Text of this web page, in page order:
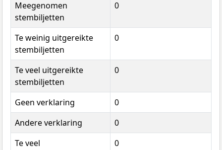
Meegenomen
stembiljetten
0
Te weinig uitgereikte
stembiljetten
0
Te veel uitgereikte
stembiljetten
0
Geen verklaring
0
Andere verklaring
0
Te veel
0